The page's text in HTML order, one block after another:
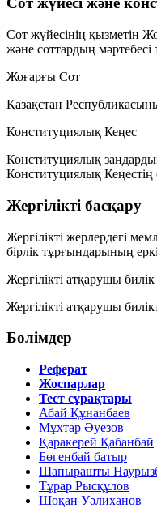
Сот жүйесінің қызметін
және соттардың
Жоғарғы Сот
Қазақстан
Конституциялық Кеңес
Конституциялық
Конституциялық
Жергілікті басқару
Жергілікті жерлердегі
бірлік тұрғындарының
Жергілікті атқарушы билік
Жергілікті атқарушы
Бөлімдер
Реферат
Жоспарлар
Тест сұрақтары
Абай Құнанбаев
Мұхтар Әуезов
Қаракерей Қабанбай
Бөгенбай батыр
Шапырашты
Тұрар Рысқұлов
Шоқан Уәлиханов